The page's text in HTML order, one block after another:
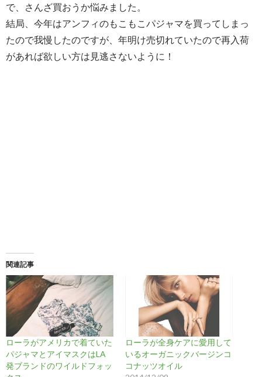
で、さんざ買おうか悩みました。
結局、今年はアンフィのもこもこパジャマを買ってしまっ
たので我慢したのですが、年明け売切れていたので再入荷
があれば欲しい方は見逃さないように！
関連記事
ローラがアメリカで着ていた
パジャマとアイマスクはLA
発ブランドのワイルドフォッ
ローラが全身ケアに愛用して
いるオーガニックバージンコ
コナッツオイル